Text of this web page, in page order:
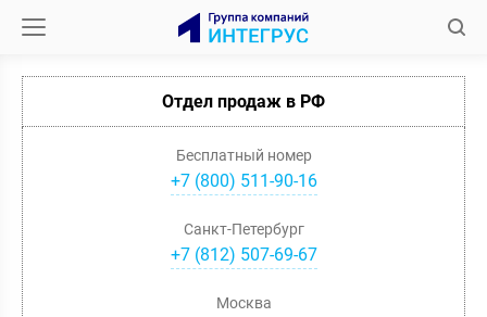
Отдел продаж в РФ
Бесплатный номер
+7 (800) 511-90-16
Санкт-Петербург
+7(812) 507-69-67
Москва